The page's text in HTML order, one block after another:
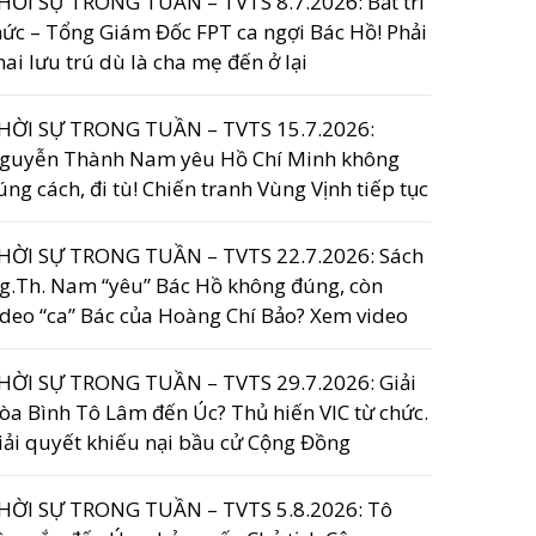
– Tổng Giám Đốc FPT ca ngợi Bác Hồ! Phải
lưu trú dù là cha mẹ đến ở lại
SỰ TRONG TUẦN – TVTS 15.7.2026:
Thành Nam yêu Hồ Chí Minh không
cách, đi tù! Chiến tranh Vùng Vịnh tiếp tục
SỰ TRONG TUẦN – TVTS 22.7.2026: Sách
Nam “yêu” Bác Hồ không đúng, còn
“ca” Bác của Hoàng Chí Bảo? Xem video
SỰ TRONG TUẦN – TVTS 29.7.2026: Giải
Bình Tô Lâm đến Úc? Thủ hiến VIC từ chức.
quyết khiếu nại bầu cử Cộng Đồng
SỰ TRONG TUẦN – TVTS 5.8.2026: Tô